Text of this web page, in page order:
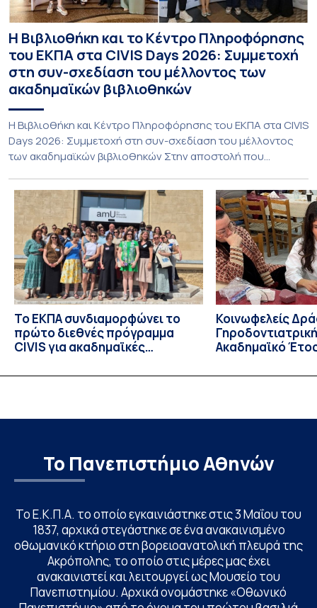
Η Βιβλιοθήκη και το Κέντρο Πληροφόρησης
του ΕΚΠΑ στα CIVIS Days 2026: Συμμετοχή
στη συν-σχεδίαση του μέλλοντος των
ακαδημαϊκών βιβλιοθηκών
Η Βιβλιοθήκη και Κέντρο Πληροφόρησης του ΕΚΠΑ στα CIVIS
Days 2026: Συμμετοχή στη συν-σχεδίαση του μέλλοντος
των ακαδημαϊκών βιβλιοθηκών Στην αποστολή που
με επικεφαλής την Αντιπρύτανι Ακαδημαϊκών, Διεθνών
Σχέσεων και Εξωστρέφειας, Καθηγήτρια κ. Σοφία
Παπαϊωάννου, συμμετείχε ενεργά και η Βιβλιοθήκη και
Κέντρο Πληροφόρησης (ΒΚΠ) του Ιδρύματος. Οι […]
Το ΕΚΠΑ συνδιαμορφώνει το
πρώτο διεθνές πρόγραμμα
CIVIS για ακαδημαϊκές
Κοινωφελείς
Ακαδημαϊκό
Το Πανεπιστήμιο Αθηνών
Το Ε.Κ.Π.Α. το οποίο εγκαινιάστηκε στις 3 Μαΐου του
1837, αρχικά στεγάστηκε σε ένα ανακαινισμένο
οθωμανικό κτήριο στη βορειοανατολική πλευρά της
Ακρόπολης, το οποίο στις μέρες μας έχει
ανακαινιστεί και λειτουργεί ως Μουσείο του
Πανεπιστημίου. Αρχικά ονομάστηκε «Οθωνικό